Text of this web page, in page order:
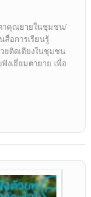
าคุณยายในชุมชน/
สื่อการเรียนรู้
ยติดเตียงในชุมชน
งเยี่ยมตายาย เพื่อ